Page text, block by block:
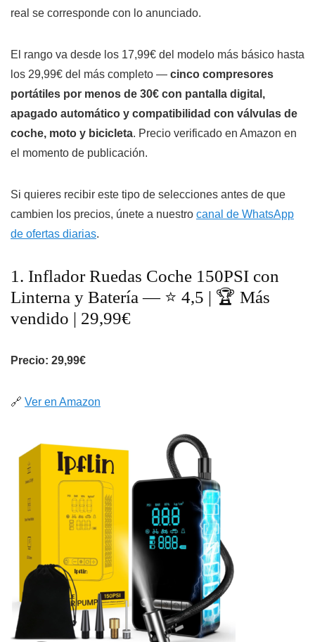
real se corresponde con lo anunciado.
El rango va desde los 17,99€ del modelo más básico hasta
los 29,99€ del más completo — cinco compresores
portátiles por menos de 30€ con pantalla digital,
apagado automático y compatibilidad con válvulas de
coche, moto y bicicleta. Precio verificado en Amazon en
el momento de publicación.
Si quieres recibir este tipo de selecciones antes de que
cambien los precios, únete a nuestro canal de WhatsApp
de ofertas diarias.
1. Inflador Ruedas Coche 150PSI con
Linterna y Batería — ⭐ 4,5 | 🏆 Más
vendido | 29,99€
Precio: 29,99€
🔗 Ver en Amazon